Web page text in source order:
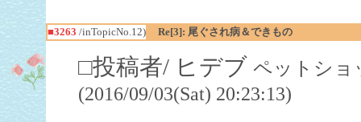
■3263 /inTopicNo.12) Re[3]: 尾ぐされ病＆できもの
□投稿者/ ヒデブ ペットショ
(2016/09/03(Sat) 20:23:13)